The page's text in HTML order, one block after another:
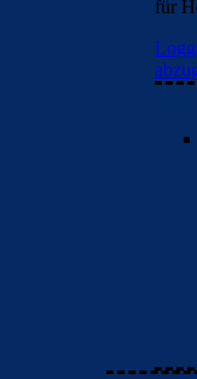
für